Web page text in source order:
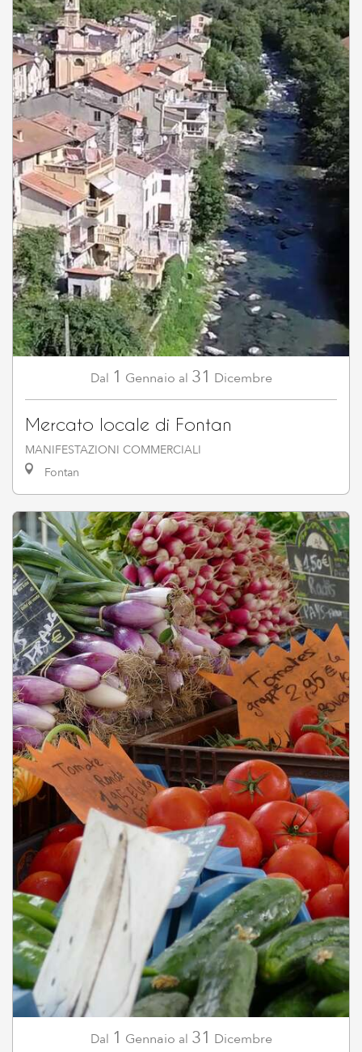
Dal 1 Gennaio al 31 Dicembre
Mercato locale di Fontan
MANIFESTAZIONI COMMERCIALI
Fontan
Dal 1 Gennaio al 31 Dicembre